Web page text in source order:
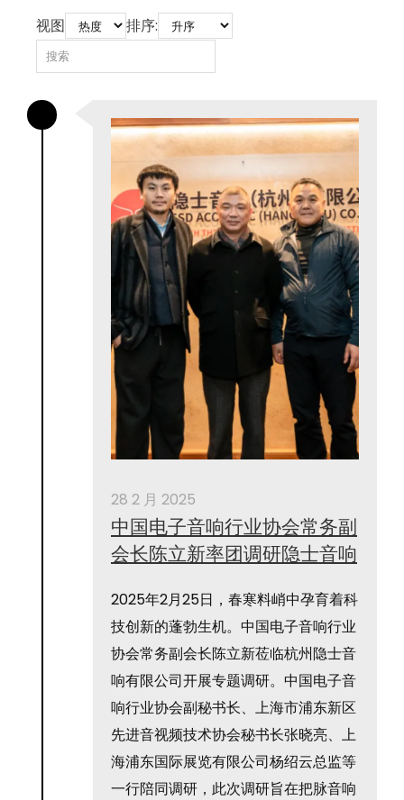
视图 排序:
28 2 月 2025
中国电子音响行业协会常务副
会长陈立新率团调研隐士音响
2025年2月25日，春寒料峭中孕育着科
技创新的蓬勃生机。中国电子音响行业
协会常务副会长陈立新莅临杭州隐士音
响有限公司开展专题调研。中国电子音
响行业协会副秘书长、上海市浦东新区
先进音视频技术协会秘书长张晓亮、上
海浦东国际展览有限公司杨绍云总监等
一行陪同调研，此次调研旨在把脉音响